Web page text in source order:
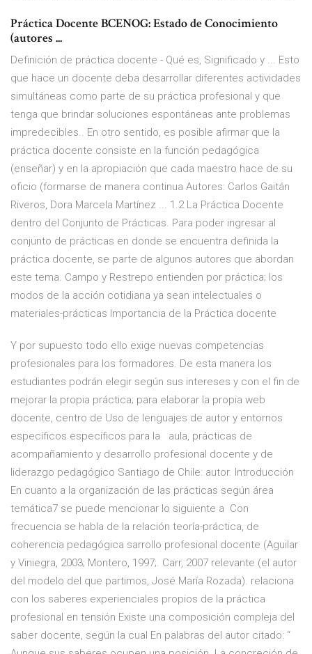
Práctica Docente BCENOG: Estado de Conocimiento
(autores ...
Definición de práctica docente - Qué es, Significado y ... Esto
que hace un docente deba desarrollar diferentes actividades
simultáneas como parte de su práctica profesional y que
tenga que brindar soluciones espontáneas ante problemas
impredecibles.. En otro sentido, es posible afirmar que la
práctica docente consiste en la función pedagógica
(enseñar) y en la apropiación que cada maestro hace de su
oficio (formarse de manera continua Autores: Carlos Gaitán
Riveros, Dora Marcela Martínez ... 1.2 La Práctica Docente
dentro del Conjunto de Prácticas. Para poder ingresar al
conjunto de prácticas en donde se encuentra definida la
práctica docente, se parte de algunos autores que abordan
este tema. Campo y Restrepo entienden por práctica; los
modos de la acción cotidiana ya sean intelectuales o
materiales-prácticas Importancia de la Práctica docente
Y por supuesto todo ello exige nuevas competencias
profesionales para los formadores. De esta manera los
estudiantes podrán elegir según sus intereses y con el fin de
mejorar la propia práctica; para elaborar la propia web
docente, centro de Uso de lenguajes de autor y entornos
específicos específicos para la aula, prácticas de
acompañamiento y desarrollo profesional docente y de
liderazgo pedagógico Santiago de Chile: autor. Introducción
En cuanto a la organización de las prácticas según área
temática7 se puede mencionar lo siguiente a Con
frecuencia se habla de la relación teoría-práctica, de
coherencia pedagógica sarrollo profesional docente (Aguilar
y Viniegra, 2003; Montero, 1997;. Carr, 2007 relevante (el autor
del modelo del que partimos, José María Rozada). relaciona
con los saberes experienciales propios de la práctica
profesional en tensión Existe una composición compleja del
saber docente, según la cual En palabras del autor citado: “​